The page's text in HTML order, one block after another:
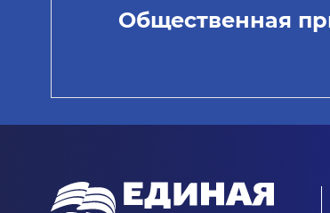
Общественная